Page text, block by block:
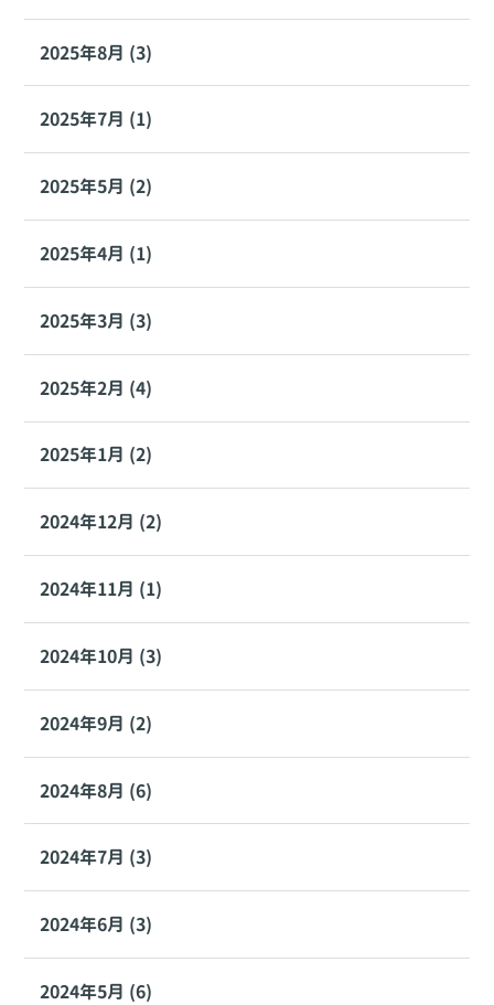
2025年8月 (3)
2025年7月 (1)
2025年5月 (2)
2025年4月 (1)
2025年3月 (3)
2025年2月 (4)
2025年1月 (2)
2024年12月 (2)
2024年11月 (1)
2024年10月 (3)
2024年9月 (2)
2024年8月 (6)
2024年7月 (3)
2024年6月 (3)
2024年5月 (6)